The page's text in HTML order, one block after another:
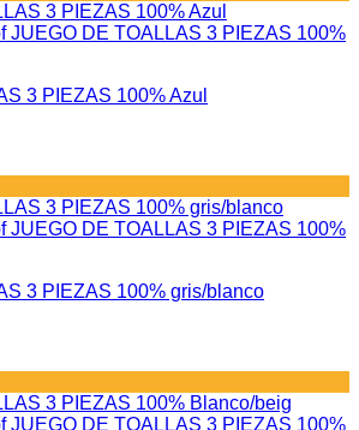
3 PIEZAS 100% Azul
3 PIEZAS 100% gris/blanco